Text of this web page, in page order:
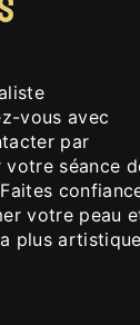
vous avec
par
séance
votre peau
plus